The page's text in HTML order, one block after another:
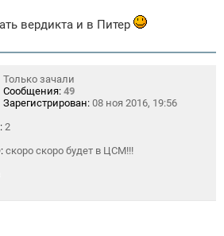
вердикта и в Питер
Только зачали
Сообщения: 49
Зарегистрирован: 08 ноя 2016, 19:56
2
скоро скоро будет в ЦСМ!!!